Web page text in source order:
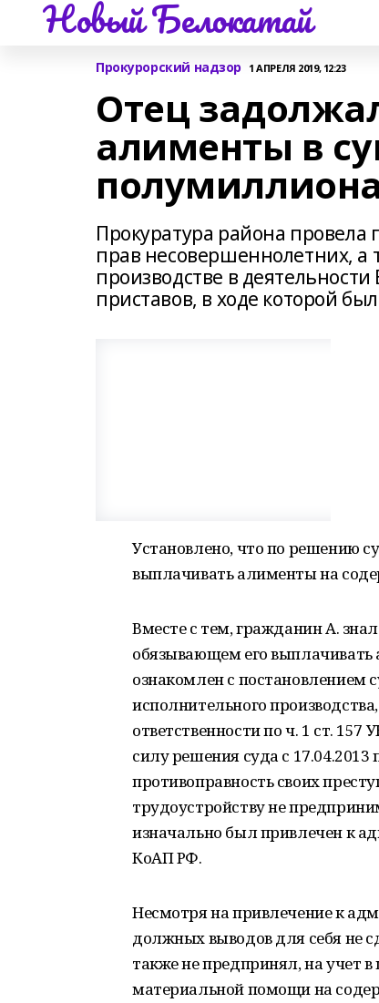
Новый Белокатай
Прокурорский надзор 1 АПРЕЛЯ 2019, 12:23
Отец
алименты в
Прокуратура района провела
прав несовершеннолетних, а
производстве в
приставов, в ходе которой
Установлено, что по решению
выплачивать алименты на
Вместе с тем, гражданин А.
обязывающем его
ознакомлен с постановлением
исполнительного
ответственности по ч. 1 ст.
силу решения суда с 17.04.2013
противоправность своих
трудоустройству не
изначально был привлечен к
КоАП РФ.
Несмотря на привлечение к
должных выводов для себя не
также не предпринял, на учет в
материальной помощи на